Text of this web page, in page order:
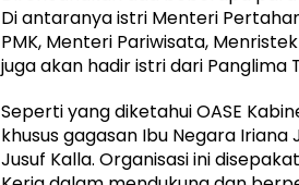
Di antaranya istri Menteri
PMK, Menteri Pariwisata,
juga akan hadir istri dari Panglima
Seperti yang diketahui OASE
khusus gagasan Ibu Negara
Jusuf Kalla. Organisasi ini